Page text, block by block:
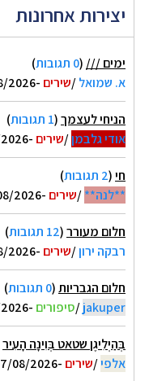
יצירות אחרונות
ימים /// (0 תגובות
)
א. שמואל/שירים -08/08/2026 02:51
הניחי לעצמך(1 תגובות
)
אודי גלבמן/שירים -07/08/2026 23:18
חי(2 תגובות
)
**לנה**/שירים -07/08/2026 20:15
חלום מעורר(12 תגובות
)
רבקה ירון/שירים -07/08/2026 12:57
חלום הגבריות(0 תגובות
)
jakuper
/סיפורים -07/08/2026 12:05
בְּהַיְלִיגֶן שטאט בְּוִינָה הָעִיר
אלפי/שירים -07/08/2026 11:21